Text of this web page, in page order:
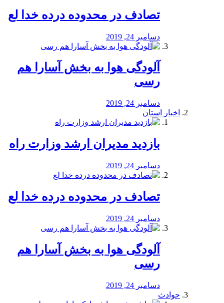
تصادف در محدوده درده خدا لع
دسامبر 24, 2019
آلودگی هوا به بخش آسارا هم
رسی
دسامبر 24, 2019
اخبار استان
بازدید مدیران ارشد وزارت راه
دسامبر 24, 2019
تصادف در محدوده درده خدا لع
دسامبر 24, 2019
آلودگی هوا به بخش آسارا هم
رسی
دسامبر 24, 2019
حوادث